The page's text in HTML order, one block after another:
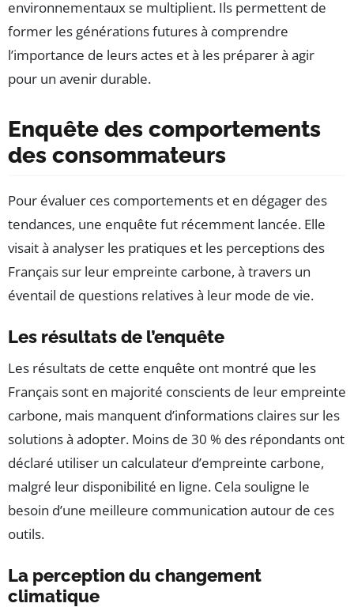
environnementaux se multiplient. Ils permettent de
former les générations futures à comprendre
l’importance de leurs actes et à les préparer à agir
pour un avenir durable.
Enquête des comportements
des consommateurs
Pour évaluer ces comportements et en dégager des
tendances, une enquête fut récemment lancée. Elle
visait à analyser les pratiques et les perceptions des
Français sur leur empreinte carbone, à travers un
éventail de questions relatives à leur mode de vie.
Les résultats de l’enquête
Les résultats de cette enquête ont montré que les
Français sont en majorité conscients de leur empreinte
carbone, mais manquent d’informations claires sur les
solutions à adopter. Moins de 30 % des répondants ont
déclaré utiliser un calculateur d’empreinte carbone,
malgré leur disponibilité en ligne. Cela souligne le
besoin d’une meilleure communication autour de ces
outils.
La perception du changement
climatique